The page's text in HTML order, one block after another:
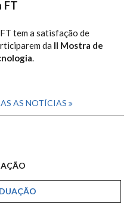
FT
tem a satisfação de
da II Mostra de
.
AS NOTÍCIAS